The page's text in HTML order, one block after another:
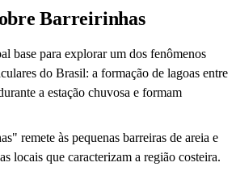
Barreirinhas
base para explorar um dos fenômenos
do Brasil: a formação de lagoas entre
a estação chuvosa e formam
remete às pequenas barreiras de areia e
locais que caracterizam a região costeira.